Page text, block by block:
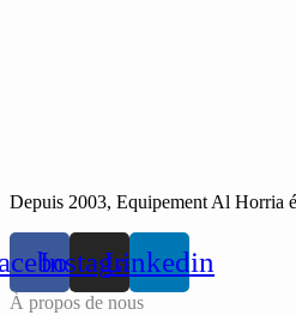
Depuis 2003, Equipement Al Horria
InstagramLinkedin
À propos de nous